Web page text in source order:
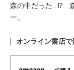
森の中だった…!?
ー。
オンライン書店で